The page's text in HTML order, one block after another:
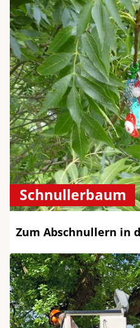
Schnullerbaum
Zum Abschnullern in